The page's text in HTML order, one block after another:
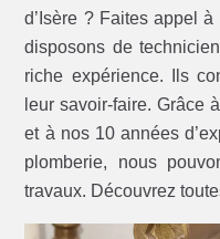
d’Isère ? Faites appel
disposons de
riche expérience. Ils
leur savoir-faire. Grâce
et à nos 10 années
plomberie, nous
travaux. Découvrez